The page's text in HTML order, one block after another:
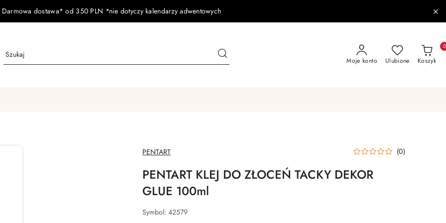
Darmowa dostawa* od 350 PLN *nie dotyczy kalendarzy adwentowych
Moje konto Ulubione Koszyk
0
NAZWA
PRODUCENTA:
PENTART (0)
PENTART KLEJ DO ZŁOCEŃ TACKY DEKOR
GLUE 100ml
Symbol: 42579